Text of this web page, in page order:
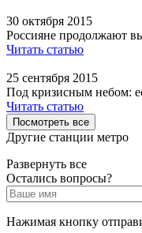
30 октября 2015
Россияне продолжают
Читать статью
25 сентября 2015
Под кризисным небом:
Читать статью
Посмотреть все
Другие станции метро
Развернуть все
Остались вопросы?
Нажимая кнопку